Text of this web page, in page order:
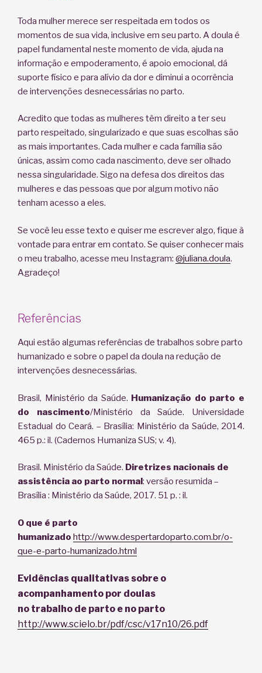
Toda mulher merece ser respeitada em todos os
momentos de sua vida, inclusive em seu parto. A doula é
papel fundamental neste momento de vida, ajuda na
informação e empoderamento, é apoio emocional, dá
suporte físico e para alívio da dor e diminui a ocorrência
de intervenções desnecessárias no parto.
Acredito que todas as mulheres têm direito a ter seu
parto respeitado, singularizado e que suas escolhas são
as mais importantes. Cada mulher e cada família são
únicas, assim como cada nascimento, deve ser olhado
nessa singularidade. Sigo na defesa dos direitos das
mulheres e das pessoas que por algum motivo não
tenham acesso a eles.
Se você leu esse texto e quiser me escrever algo, fique à
vontade para entrar em contato. Se quiser conhecer mais
o meu trabalho, acesse meu Instagram: @juliana.doula.
Agradeço!
Referências
Aqui estão algumas referências de trabalhos sobre parto
humanizado e sobre o papel da doula na redução de
intervenções desnecessárias.
Brasil, Ministério da Saúde. Humanização do parto e
do nascimento/Ministério da Saúde. Universidade
Estadual do Ceará. – Brasília: Ministério da Saúde, 2014.
465 p.: il. (Cadernos Humaniza SUS; v. 4).
Brasil. Ministério da Saúde. Diretrizes nacionais de
assistência ao parto normal: versão resumida –
Brasília : Ministério da Saúde, 2017. 51 p. : il.
O que é parto
humanizado http://www.despertardoparto.com.br/o-
que-e-parto-humanizado.html
Evidências qualitativas sobre o
acompanhamento por doulas
no trabalho de parto e no parto
http://www.scielo.br/pdf/csc/v17n10/26.pdf